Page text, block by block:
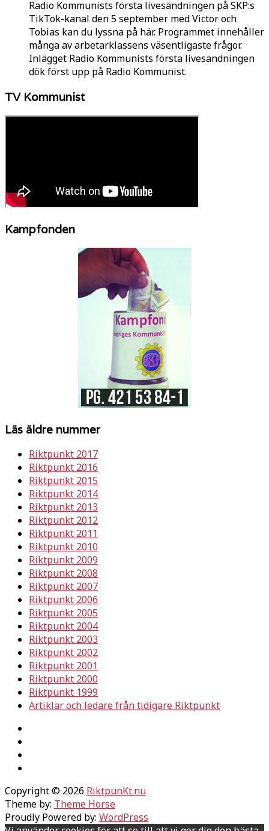
Radio Kommunists första livesändningen på SKP:s
TikTok-kanal den 5 september med Victor och
Tobias kan du lyssna på här. Programmet innehåller
många av arbetarklassens väsentligaste frågor.
Inlägget Radio Kommunists första livesändningen
dök först upp på Radio Kommunist.
TV Kommunist
Kampfonden
Läs äldre nummer
Riktpunkt 2017
Riktpunkt 2016
Riktpunkt 2015
Riktpunkt 2014
Riktpunkt 2013
Riktpunkt 2012
Riktpunkt 2011
Riktpunkt 2010
Riktpunkt 2009
Riktpunkt 2008
Riktpunkt 2007
Riktpunkt 2006
Riktpunkt 2005
Riktpunkt 2004
Riktpunkt 2003
Riktpunkt 2002
Riktpunkt 2001
Riktpunkt 2000
Riktpunkt 1999
Artiklar och ledare från tidigare Riktpunkt
Copyright © 2026 RiktpunKt.nu
Theme by: Theme Horse
Proudly Powered by: WordPress